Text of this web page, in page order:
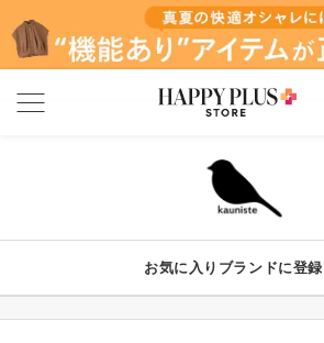
お気に入り
お気に入りブランドに登録